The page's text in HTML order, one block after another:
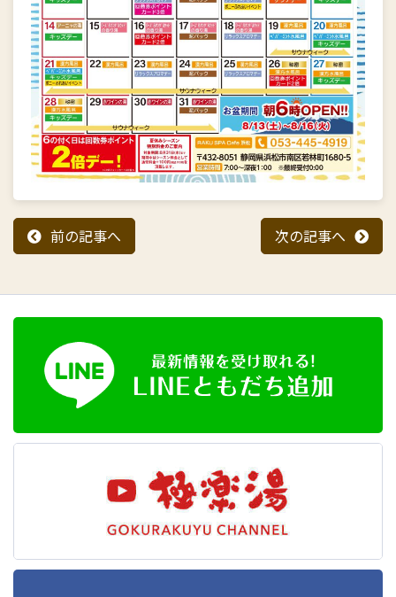
前の記事へ 次の記事へ